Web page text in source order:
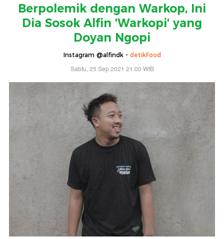
Berpolemik dengan Warkop, Ini
Dia Sosok Alfin 'Warkopi' yang
Doyan Ngopi
Instagram @alfindk - detikFood
Sabtu, 25 Sep 2021 21:00 WIB